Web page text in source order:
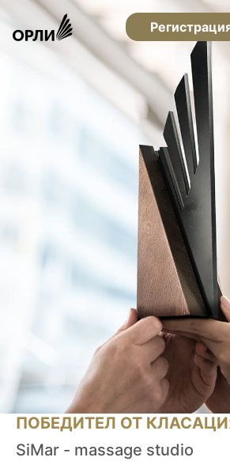
ПОБЕДИТЕЛ ОТ
SiMar - massage studio